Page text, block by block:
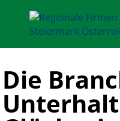
Die